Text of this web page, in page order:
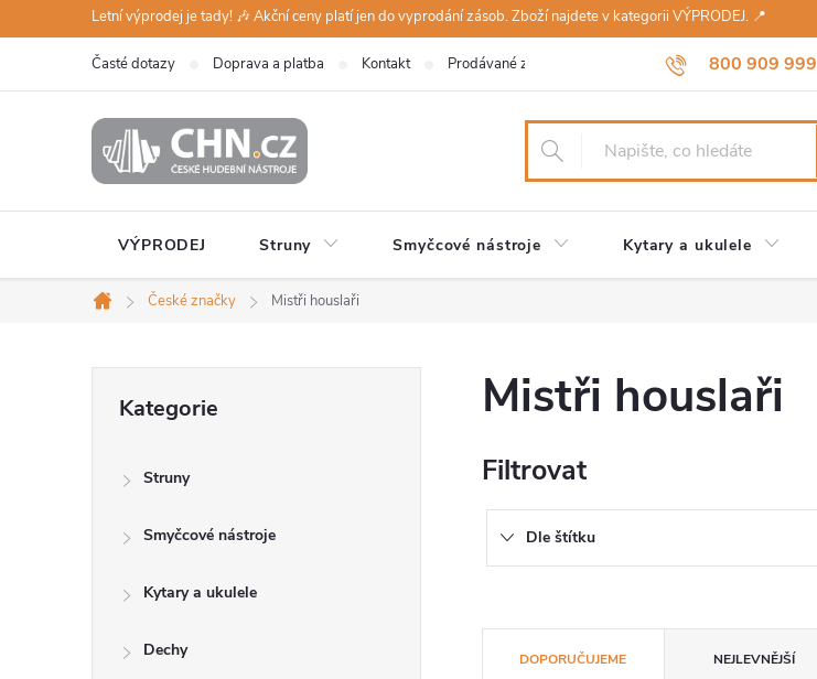
na
Letní výprodej je tady! 🎶 Akční ceny platí jen do vyprodání zásob. Zboží najdete v kategorii VÝPRODEJ. 📍
800 909 999
Časté dotazy Doprava a platba Kontakt Prodávané značky Návody a údržba Reklamace
VÝPRODEJ Struny Smyčcové nástroje Kytary a ukulele
Domů
České značky Mistři houslaři
kategorie
Kategorie
Struny
Smyčcové nástroje
Kytary a ukulele
Dechy
Mistři houslaři
Filtrovat
Dle štítku
DOPORUČUJEME NEJLEVNĚJŠÍ